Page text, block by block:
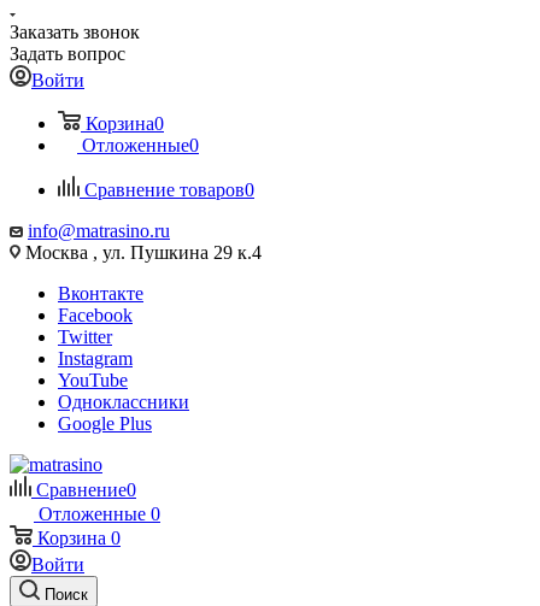
Заказать звонок
Задать вопрос
Войти
Корзина0
Отложенные0
Сравнение товаров0
info@matrasino.ru
Москва , ул. Пушкина 29 к.4
Вконтакте
Facebook
Twitter
Instagram
YouTube
Одноклассники
Google Plus
Сравнение0
Отложенные 0
Корзина 0
Войти
Поиск